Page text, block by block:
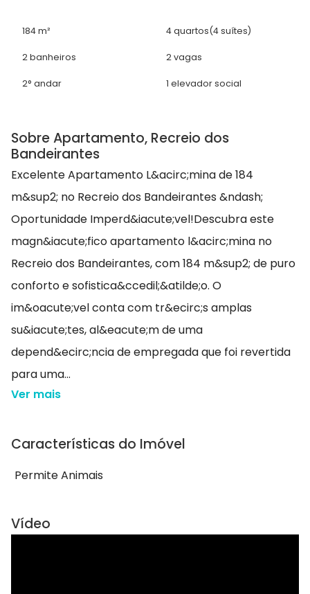
184 m² 4 quartos(4 suítes)
2 banheiros 2 vagas
2° andar 1 elevador social
Sobre Apartamento, Recreio dos
Bandeirantes
Excelente Apartamento L&acirc;mina de 184
m&sup2; no Recreio dos Bandeirantes &ndash;
Oportunidade Imperd&iacute;vel!Descubra este
magn&iacute;fico apartamento l&acirc;mina no
Recreio dos Bandeirantes, com 184 m&sup2; de puro
conforto e sofistica&ccedil;&atilde;o. O
im&oacute;vel conta com tr&ecirc;s amplas
su&iacute;tes, al&eacute;m de uma
depend&ecirc;ncia de empregada que foi revertida
para uma...
Ver mais
Características do Imóvel
Permite Animais
Vídeo